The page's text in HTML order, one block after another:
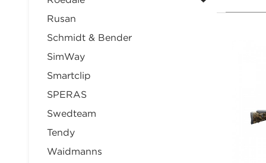
Rusan
Schmidt & Bender
SimWay
Smartclip
SPERAS
Swedteam
Tendy
Waidmanns